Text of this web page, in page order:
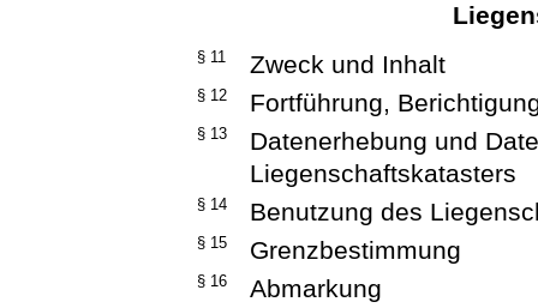
§ 11 Zweck und Inhalt
§ 12 Fortführung,
§ 13
Datenerhebung und
Liegenschaftskatasters
§ 14 Benutzung des
§ 15 Grenzbestimmung
§ 16 Abmarkung